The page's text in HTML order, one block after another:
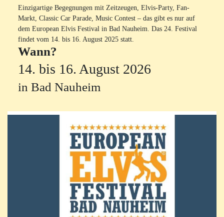
Einzigartige Begegnungen mit Zeitzeugen, Elvis-Party, Fan-
Markt, Classic Car Parade, Music Contest – das gibt es nur auf
dem European Elvis Festival in Bad Nauheim. Das 24. Festival
findet vom 14. bis 16. August 2025 statt.
Wann?
14. bis 16. August 2026
in Bad Nauheim